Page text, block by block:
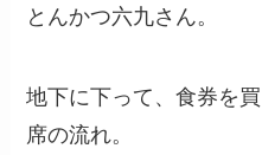
とんかつ六九さん。
地下に下って、食券を
席の流れ。